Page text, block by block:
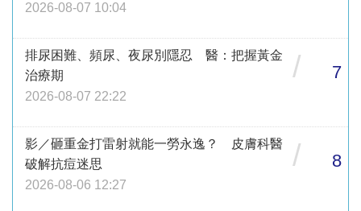
2026-08-07 10:04
排尿困難、頻尿、夜尿別隱忍 醫：把握黃金
治療期
2026-08-07 22:22
/ 7
影／砸重金打雷射就能一勞永逸？ 皮膚科醫
破解抗痘迷思
2026-08-06 12:27
/ 8